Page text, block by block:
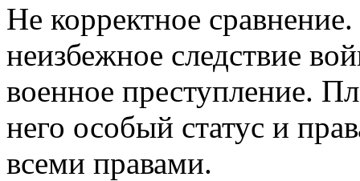
Не корректное
неизбежное следствие
военное преступление.
него особый статус и
всеми правами.